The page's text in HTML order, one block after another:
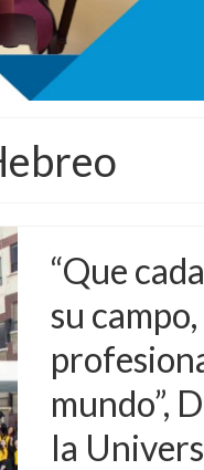
“Que
su
mundo”,
la